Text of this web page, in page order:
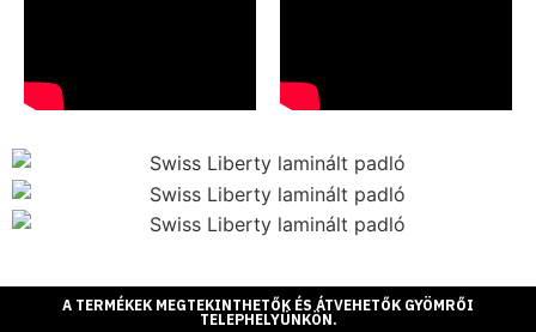
A TERMÉKEK MEGTEKINTHETŐK ÉS ÁTVEHETŐK GYÖMRŐI
TELEPHELYÜNKÖN.